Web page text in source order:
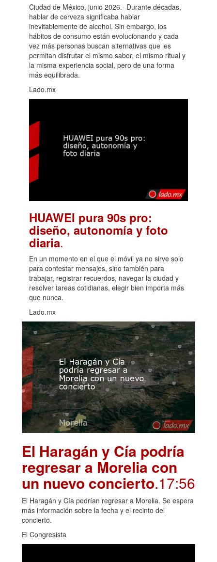
Ciudad de México, junio 2026.- Durante décadas,
hablar de cerveza significaba hablar
inevitablemente de alcohol. Sin embargo, los
hábitos de consumo están evolucionando y cada
vez más personas buscan alternativas que les
permitan disfrutar el mismo sabor, el mismo ritual y
la misma experiencia social, pero de una forma
más equilibrada.
Lado.mx
HUAWEI pura 90s pro:
diseño, autonomía y foto
diaria.
En un momento en el que el móvil ya no sirve solo
para contestar mensajes, sino también para
trabajar, registrar recuerdos, navegar la ciudad y
resolver tareas cotidianas, elegir bien importa más
que nunca.
Lado.mx
El Haragán y Cía podría
regresar a Morelia con
un nuevo concierto.17:56
El Haragán y Cía podrían regresar a Morelia. Se espera
más información sobre la fecha y el recinto del
concierto.
El Congresista